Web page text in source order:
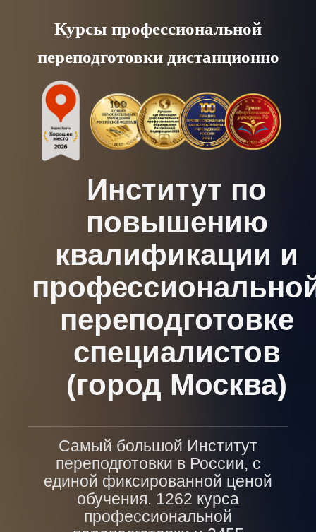
content
Курсы профессиональной
переподготовки дистанционно
Институт по
повышению
квалификации и
переподготовке
специалистов
(город Москва)
Самый большой Институт
переподготовки в России, с
единой фиксированной ценой
обучения. 1262 курса
профессиональной